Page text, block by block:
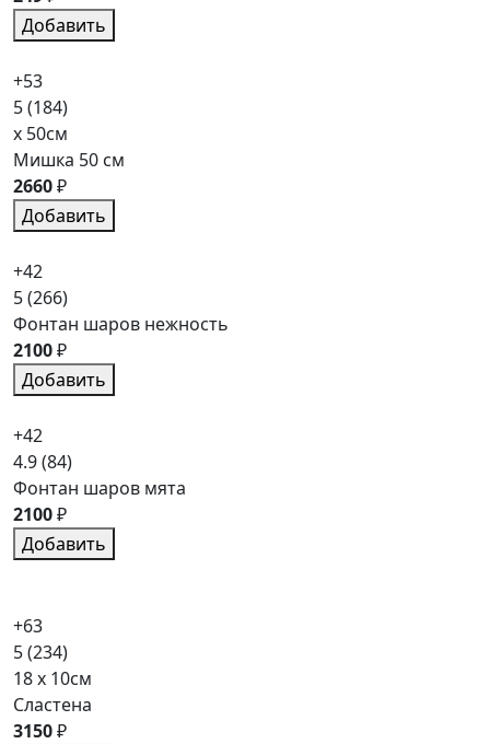
Добавить
+53
5(184)
x 50см
Мишка 50 см
2660₽
Добавить
+42
5(266)
Фонтан шаров нежность
2100₽
Добавить
+42
4.9(84)
Фонтан шаров мята
2100₽
Добавить
+63
5(234)
18 x 10см
Сластена
3150₽